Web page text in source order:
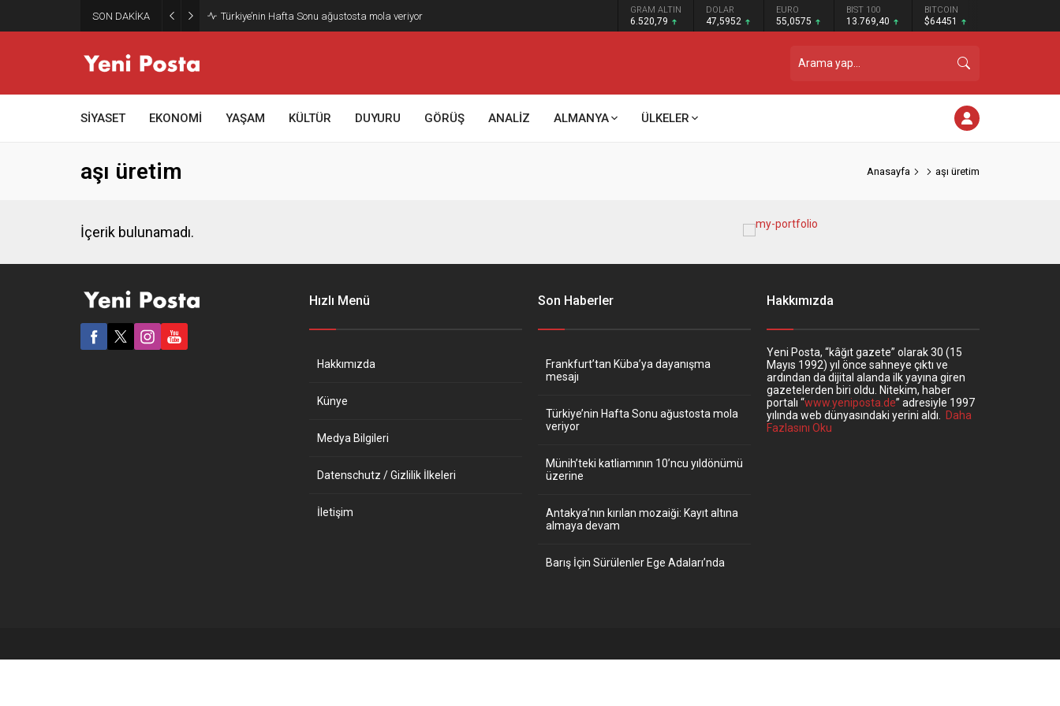
SON DAKİKA Türkiye’nin Hafta Sonu ağustosta mola veriyor GRAM ALTIN
6.520,79
DOLAR
47,5952
EURO
55,0575
BIST 100
13.769,40
BITCOIN
$64451
SİYASET EKONOMİ YAŞAM KÜLTÜR DUYURU GÖRÜŞ ANALİZ ALMANYA ÜLKELER
aşı üretim Anasayfa aşı üretim
İçerik bulunamadı.
Hızlı Menü
Hakkımızda
Künye
Medya Bilgileri
Datenschutz / Gizlilik İlkeleri
İletişim
Son Haberler
Frankfurt’tan Küba’ya dayanışma
mesajı
Türkiye’nin Hafta Sonu ağustosta mola
veriyor
Münih’teki katliamının 10’ncu yıldönümü
üzerine
Antakya’nın kırılan mozaiği: Kayıt altına
almaya devam
Barış İçin Sürülenler Ege Adaları’nda
Hakkımızda
Yeni Posta, “kâğıt gazete” olarak 30 (15
Mayıs 1992) yıl önce sahneye çıktı ve
ardından da dijital alanda ilk yayına giren
gazetelerden biri oldu. Nitekim, haber
portalı “www.yeniposta.de” adresiyle 1997
yılında web dünyasındaki yerini aldı.
Daha
Fazlasını Oku